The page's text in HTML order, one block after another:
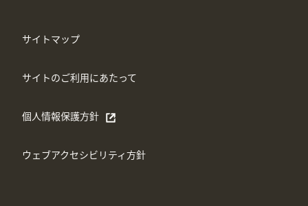
サイトマップ
サイトのご利用にあたって
個人情報保護方針
別ウィンドウで開く
ウェブアクセシビリティ方針